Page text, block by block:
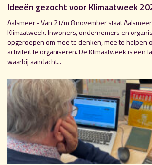
Ideeën gezocht voor Klimaatweek
Aalsmeer - Van 2 t/m 8 november staat
Klimaatweek. Inwoners, ondernemers en
opgeroepen om mee te denken, mee te helpen
activiteit te organiseren. De Klimaatweek is een
waarbij aandacht...